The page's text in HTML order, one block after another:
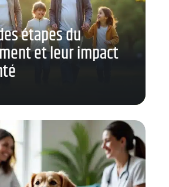
étapes du
et leur impact